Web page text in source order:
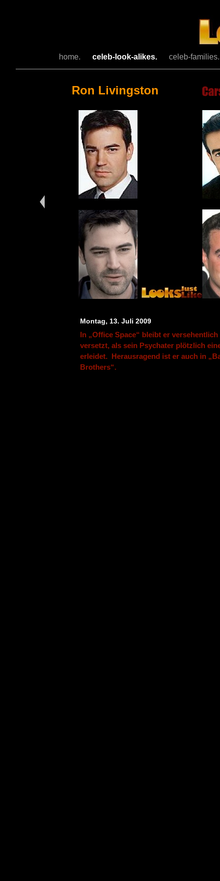
home. celeb-look-alikes. celeb-
Ron Livingston
In „Office Space“ bleibt er
versetzt, als sein Psychater plötzlich
erleidet. Herausragend ist er auch in
Brothers“.
Montag, 13. Juli 2009